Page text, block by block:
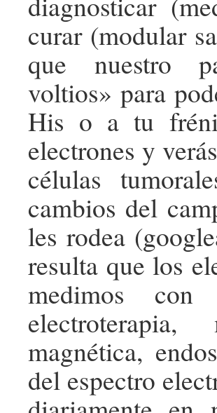
curar (modular
que nuestro
voltios» para
His o a tu
electrones y
células
cambios del
les rodea
resulta que los
medimos con
electroterapia,
magnética,
del espectro